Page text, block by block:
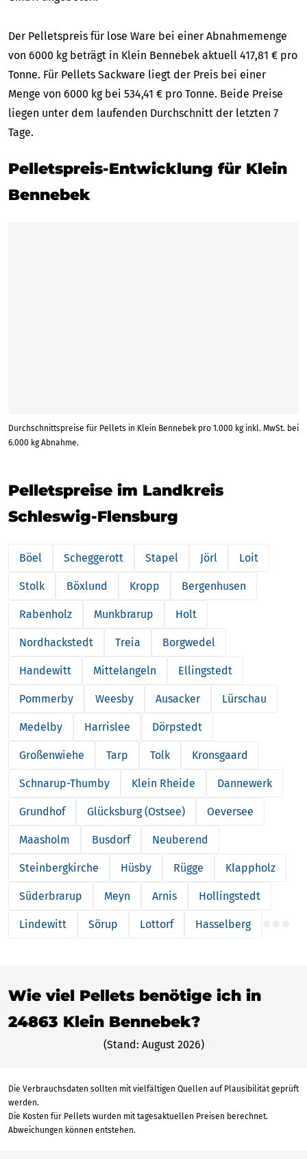
Der Pelletspreis für lose Ware bei einer Abnahmemenge
von 6000 kg beträgt in Klein Bennebek aktuell 417,81 € pro
Tonne. Für Pellets Sackware liegt der Preis bei einer
Menge von 6000 kg bei 534,41 € pro Tonne. Beide Preise
liegen unter dem laufenden Durchschnitt der letzten 7
Tage.
Pelletspreis-Entwicklung für Klein
Bennebek
Durchschnittspreise für Pellets in Klein Bennebek pro 1.000 kg inkl. MwSt. bei
6.000 kg Abnahme.
Pelletspreise im Landkreis
Schleswig-Flensburg
Böel Scheggerott Stapel Jörl Loit
Stolk Böxlund Kropp Bergenhusen
Rabenholz Munkbrarup Holt
Nordhackstedt Treia Borgwedel
Handewitt Mittelangeln Ellingstedt
Pommerby Weesby Ausacker Lürschau
Medelby Harrislee Dörpstedt
Großenwiehe Tarp Tolk Kronsgaard
Schnarup-Thumby Klein Rheide Dannewerk
Grundhof Glücksburg (Ostsee) Oeversee
Maasholm Busdorf Neuberend
Steinbergkirche Hüsby Rügge Klappholz
Süderbrarup Meyn Arnis Hollingstedt
Lindewitt Sörup Lottorf Hasselberg
Wie viel Pellets benötige ich in
24863 Klein Bennebek?
(Stand: August 2026)
Die Verbrauchsdaten sollten mit vielfältigen Quellen auf Plausibilität geprüft
werden.
Die Kosten für Pellets wurden mit tagesaktuellen Preisen berechnet.
Abweichungen können entstehen.